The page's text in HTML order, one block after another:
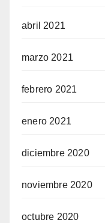
abril 2021
marzo 2021
febrero 2021
enero 2021
diciembre 2020
noviembre 2020
octubre 2020